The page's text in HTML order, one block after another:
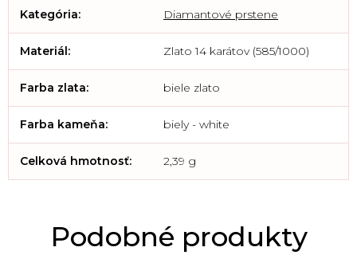
Kategória: Diamantové prstene
Materiál: Zlato 14 karátov (585/1000)
Farba zlata: biele zlato
Farba kameňa: biely - white
Celková hmotnosť: 2,39 g